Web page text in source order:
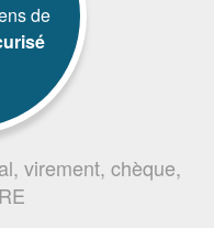
de
virement, chèque,